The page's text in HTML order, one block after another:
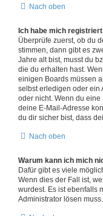
Nach oben
Ich habe mich
Überprüfe zuerst, ob du
stimmen, dann gibt es
Jahre alt bist, musst du
die du erhalten hast.
einigen Boards müssen
selbst erledigen oder ein
oder nicht. Wenn du
deine E-Mail-Adresse
du dir sicher bist, dass
Nach oben
Warum kann ich mich
Dafür gibt es viele
Wenn dies der Fall ist,
wurdest. Es ist ebenfalls
Administrator lösen muss.